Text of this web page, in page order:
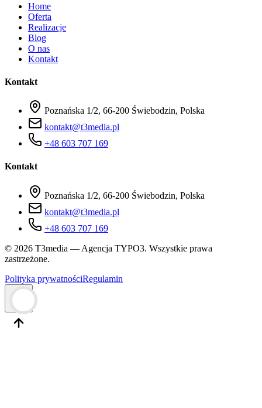
Home
Oferta
Realizacje
Blog
O nas
Kontakt
Kontakt
Poznańska 1/2, 66-200 Świebodzin, Polska
kontakt@t3media.pl
+48 603 707 169
Kontakt
Poznańska 1/2, 66-200 Świebodzin, Polska
kontakt@t3media.pl
+48 603 707 169
© 2026 T3media — Agencja TYPO3. Wszystkie prawa
zastrzeżone.
Polityka prywatnościRegulamin